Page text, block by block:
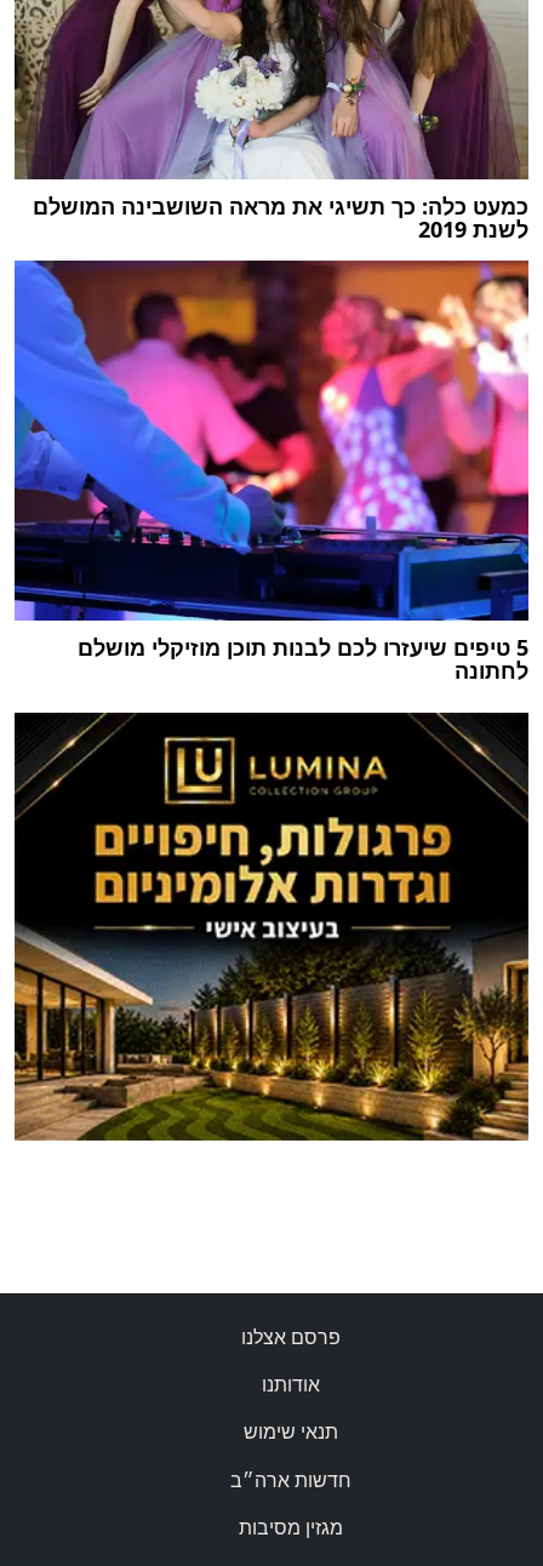
כמעט כלה: כך תשיגי את מראה השושבינה המושלם
לשנת 2019
5 טיפים שיעזרו לכם לבנות תוכן מוזיקלי מושלם
לחתונה
פרסם אצלנו
אודותנו
תנאי שימוש
חדשות ארה״ב
מגזין מסיבות